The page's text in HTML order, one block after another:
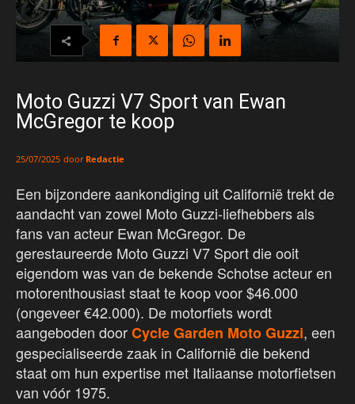
Moto Guzzi V7 Sport van Ewan
McGregor te koop
25/07/2025 door Redactie
Een bijzondere aankondiging uit Californië trekt de
aandacht van zowel Moto Guzzi-liefhebbers als
fans van acteur Ewan McGregor. De
gerestaureerde Moto Guzzi V7 Sport die ooit
eigendom was van de bekende Schotse acteur en
motorenthousiast staat te koop voor $46.000
(ongeveer €42.000). De motorfiets wordt
aangeboden doorCycle Garden Moto Guzzi, een
gespecialiseerde zaak in Californië die bekend
staat om hun expertise met Italiaanse motorfietsen
van vóór 1975.